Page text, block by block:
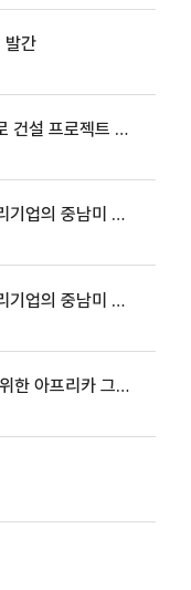
발간
[주한 에콰도르 상무관실] 에콰도르 도로 건설 프로젝트 입찰의 건
[KIND-한･중남미협회 공동세미나] 우리기업의 중남미 인프라 시장 진출과 MDB와의 협력 생중계 영상
[KIND-한･중남미협회 공동세미나] 우리기업의 중남미 인프라 시장 진출과 MDB와의 협력 (책자 추가)
P4G 정상회의 연계 “기후변화 대응을 위한 아프리카 그린뉴딜 포럼” 웨비나 초청